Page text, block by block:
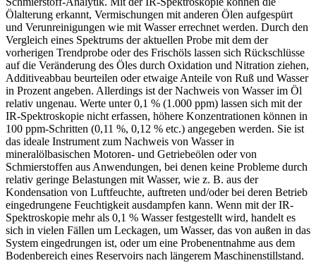
Ölalterung erkannt, Vermischungen mit anderen Ölen aufgespürt
und Verunreinigungen wie mit Wasser errechnet werden. Durch den
Vergleich eines Spektrums der aktuellen Probe mit dem der
vorherigen Trendprobe oder des Frischöls lassen sich Rückschlüsse
auf die Veränderung des Öles durch Oxidation und Nitration ziehen,
Additiveabbau beurteilen oder etwaige Anteile von Ruß und Wasser
in Prozent angeben. Allerdings ist der Nachweis von Wasser im Öl
relativ ungenau. Werte unter 0,1 % (1.000 ppm) lassen sich mit der
IR-Spektroskopie nicht erfassen, höhere Konzentrationen können in
100 ppm-Schritten (0,11 %, 0,12 % etc.) angegeben werden. Sie ist
das ideale Instrument zum Nachweis von Wasser in
mineralölbasischen Motoren- und Getriebeölen oder von
Schmierstoffen aus Anwendungen, bei denen keine Probleme durch
relativ geringe Belastungen mit Wasser, wie z. B. aus der
Kondensation von Luftfeuchte, auftreten und/oder bei deren Betrieb
eingedrungene Feuchtigkeit ausdampfen kann. Wenn mit der IR-
Spektroskopie mehr als 0,1 % Wasser festgestellt wird, handelt es
sich in vielen Fällen um Leckagen, um Wasser, das von außen in das
System eingedrungen ist, oder um eine Probenentnahme aus dem
Bodenbereich eines Reservoirs nach längerem Maschinenstillstand.